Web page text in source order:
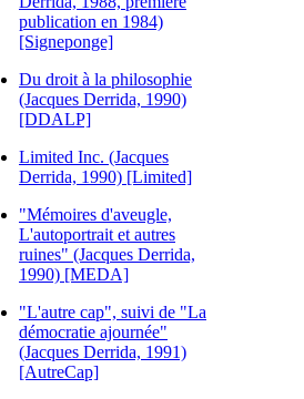
publication en 1984)
[Signeponge]
Du droit à la philosophie
(Jacques Derrida, 1990)
[DDALP]
Limited Inc. (Jacques
Derrida, 1990) [Limited]
"Mémoires d'aveugle,
L'autoportrait et autres
ruines" (Jacques Derrida,
1990) [MEDA]
"L'autre cap", suivi de "La
démocratie ajournée"
(Jacques Derrida, 1991)
[AutreCap]